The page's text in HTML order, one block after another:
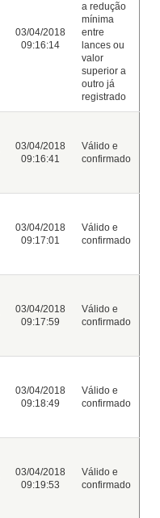
03/04/2018
09:16:14
a redução
mínima
entre
lances ou
valor
superior a
outro já
registrado
03/04/2018
09:16:41
Válido e
confirmado
03/04/2018
09:17:01
Válido e
confirmado
03/04/2018
09:17:59
Válido e
confirmado
03/04/2018
09:18:49
Válido e
confirmado
03/04/2018
09:19:53
Válido e
confirmado